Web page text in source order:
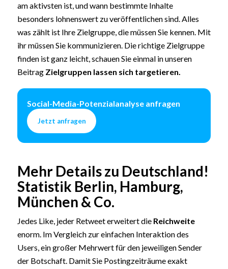
am aktivsten ist, und wann bestimmte Inhalte
besonders lohnenswert zu veröffentlichen sind. Alles
was zählt ist Ihre Zielgruppe, die müssen Sie kennen. Mit
ihr müssen Sie kommunizieren. Die richtige Zielgruppe
finden ist ganz leicht, schauen Sie einmal in unseren
Beitrag Zielgruppen lassen sich targetieren.
Social-Media-Potenzialanalyse anfragen
Jetzt anfragen
Mehr Details zu Deutschland!
Statistik Berlin, Hamburg,
München & Co.
Jedes Like, jeder Retweet erweitert die Reichweite
enorm. Im Vergleich zur einfachen Interaktion des
Users, ein großer Mehrwert für den jeweiligen Sender
der Botschaft. Damit Sie Postingzeiträume exakt